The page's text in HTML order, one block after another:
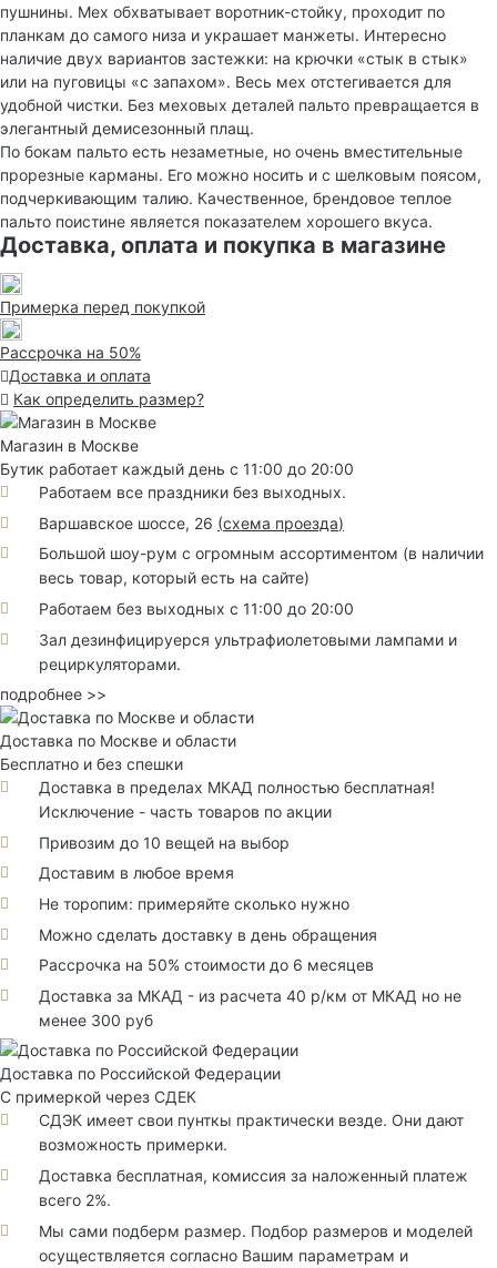
пушнины. Мех обхватывает воротник-стойку, проходит по
планкам до самого низа и украшает манжеты. Интересно
наличие двух вариантов застежки: на крючки «стык в стык»
или на пуговицы «с запахом». Весь мех отстегивается для
удобной чистки. Без меховых деталей пальто превращается в
элегантный демисезонный плащ.
По бокам пальто есть незаметные, но очень вместительные
прорезные карманы. Его можно носить и с шелковым поясом,
подчеркивающим талию. Качественное, брендовое теплое
пальто поистине является показателем хорошего вкуса.
Доставка, оплата и покупка в магазине
Примерка перед покупкой
Рассрочка на 50%
Доставка и оплата
Как определить размер?
Магазин в Москве
Бутик работает каждый день с 11:00 до 20:00
Работаем все праздники без выходных.
Варшавское шоссе, 26 (схема проезда)
Большой шоу-рум с огромным ассортиментом (в наличии
весь товар, который есть на сайте)
Работаем без выходных с 11:00 до 20:00
Зал дезинфицируерся ультрафиолетовыми лампами и
рециркуляторами.
подробнее >>
Доставка по Москве и области
Бесплатно и без спешки
Доставка в пределах МКАД полностью бесплатная!
Исключение - часть товаров по акции
Привозим до 10 вещей на выбор
Доставим в любое время
Не торопим: примеряйте сколько нужно
Можно сделать доставку в день обращения
Рассрочка на 50% стоимости до 6 месяцев
Доставка за МКАД - из расчета 40 р/км от МКАД но не
менее 300 руб
Доставка по Российской Федерации
С примеркой через СДЕК
СДЭК имеет свои пунткы практически везде. Они дают
возможность примерки.
Доставка бесплатная, комиссия за наложенный платеж
всего 2%.
Мы сами подберм размер. Подбор размеров и моделей
осуществляется согласно Вашим параметрам и